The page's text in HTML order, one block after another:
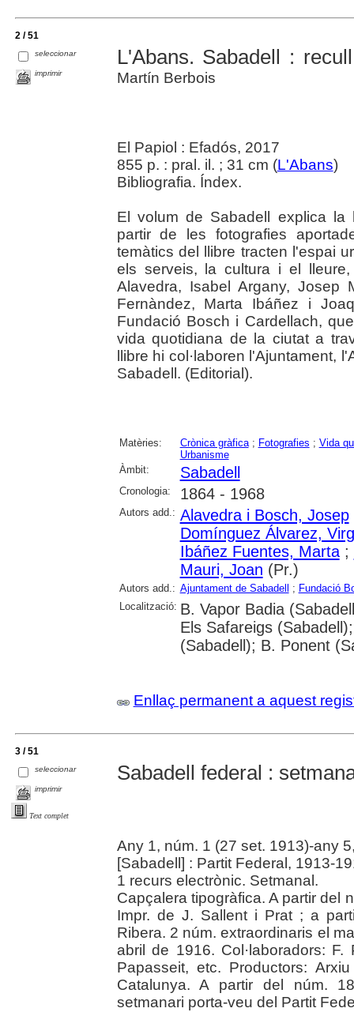
2 / 51
seleccionar
imprimir
L'Abans. Sabadell :
Martín Berbois
El Papiol : Efadós, 2017
855 p. : pral. il. ; 31 cm (L'Abans)
Bibliografia. Índex.
El volum de Sabadell explica la
partir de les fotografies
temàtics del llibre tracten l'espai
els serveis, la cultura i el
Alavedra, Isabel Argany, Josep
Fernàndez, Marta Ibáñez i
Fundació Bosch i Cardellach,
vida quotidiana de la ciutat a
llibre hi col·laboren l'Ajuntament,
Sabadell. (Editorial).
Matèries: Crònica gràfica; Fotografies ; Vida
Urbanisme
Àmbit:
Sabadell
Cronologia: 1864 - 1968
Autors add.: Alavedra i Bosch, Josep
Domínguez Álvarez,
Ibáñez Fuentes, Marta;
Mauri, Joan (Pr.)
Autors add.: Ajuntament de Sabadell ; Fundació
Localització: B. Vapor Badia
Els Safareigs
(Sabadell); B. Ponent
Enllaç permanent a aquest
3 / 51
seleccionar
imprimir
Text complet
Sabadell federal :
Any 1, núm. 1 (27 set. 1913)-any
[Sabadell] : Partit Federal, 1913-
1 recurs electrònic. Setmanal.
Capçalera tipogràfica. A partir del
Impr. de J. Sallent i Prat ; a
Ribera. 2 núm. extraordinaris el
abril de 1916. Col·laboradors:
Papasseit, etc. Productors:
Catalunya. A partir del núm.
setmanari porta-veu del Partit